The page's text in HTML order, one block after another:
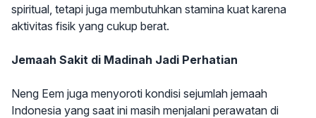
spiritual, tetapi juga membutuhkan stamina kuat karena
aktivitas fisik yang cukup berat.
Jemaah Sakit di Madinah Jadi Perhatian
Neng Eem juga menyoroti kondisi sejumlah jemaah
Indonesia yang saat ini masih menjalani perawatan di